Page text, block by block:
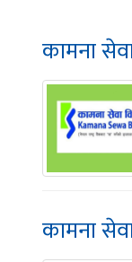
कामना
कामना